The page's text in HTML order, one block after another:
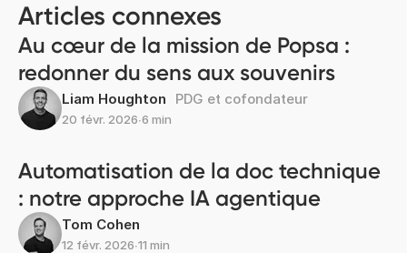
Articles connexes
Au cœur de la mission de Popsa :
redonner du sens aux souvenirs
Liam Houghton PDG et cofondateur
20 févr. 2026∙6 min
Automatisation de la doc technique
: notre approche IA agentique
Tom Cohen
12 févr. 2026∙11 min